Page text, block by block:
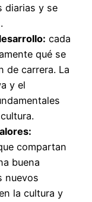
diarias y se
cada
qué se
de carrera. La
y el
compartan
buena
nuevos
la cultura y